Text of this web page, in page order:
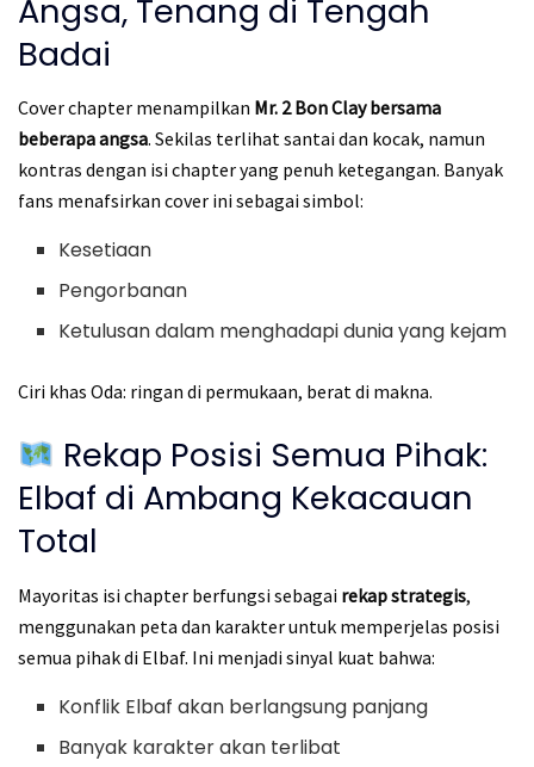
Angsa, Tenang di Tengah
Badai
Cover chapter menampilkan Mr. 2 Bon Clay bersama
beberapa angsa. Sekilas terlihat santai dan kocak, namun
kontras dengan isi chapter yang penuh ketegangan. Banyak
fans menafsirkan cover ini sebagai simbol:
Kesetiaan
Pengorbanan
Ketulusan dalam menghadapi dunia yang kejam
Ciri khas Oda: ringan di permukaan, berat di makna.
Rekap Posisi Semua Pihak:
Elbaf di Ambang Kekacauan
Total
Mayoritas isi chapter berfungsi sebagai rekap strategis,
menggunakan peta dan karakter untuk memperjelas posisi
semua pihak di Elbaf. Ini menjadi sinyal kuat bahwa:
Konflik Elbaf akan berlangsung panjang
Banyak karakter akan terlibat